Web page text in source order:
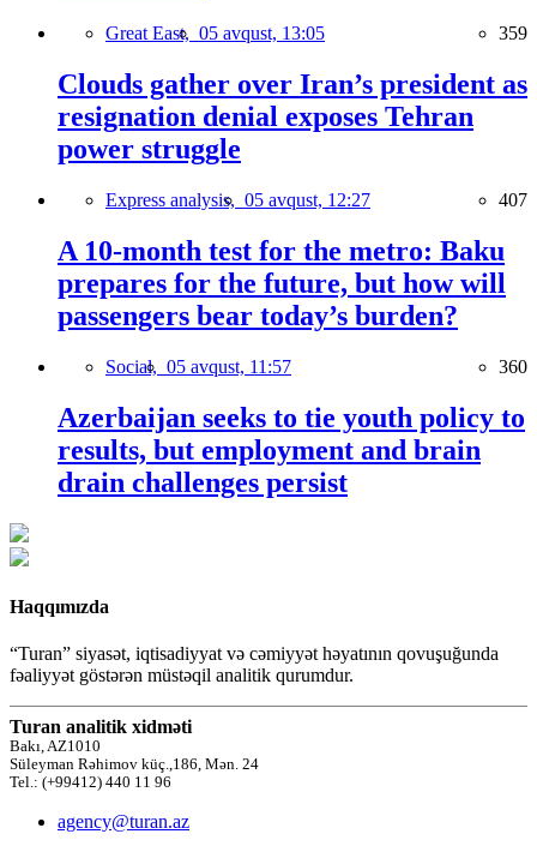
Great East, 05 avqust, 13:05 359
Clouds gather over Iran’s president as
resignation denial exposes Tehran
power struggle
Express analysis, 05 avqust, 12:27 407
A 10-month test for the metro: Baku
prepares for the future, but how will
passengers bear today’s burden?
Social, 05 avqust, 11:57 360
Azerbaijan seeks to tie youth policy to
results, but employment and brain
drain challenges persist
Haqqımızda
“Turan” siyasət, iqtisadiyyat və cəmiyyət həyatının qovuşuğunda
fəaliyyət göstərən müstəqil analitik qurumdur.
Turan analitik xidməti
Bakı, AZ1010
Süleyman Rəhimov küç.,186, Mən. 24
Tel.: (+99412) 440 11 96
agency@turan.az